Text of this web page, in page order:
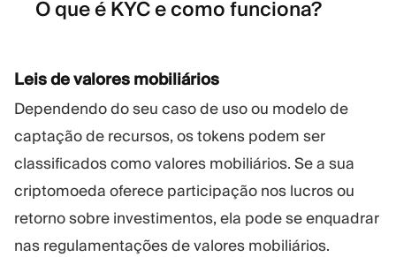
O que é KYC e como funciona?
Leis de valores mobiliários
Dependendo do seu caso de uso ou modelo de
captação de recursos, os tokens podem ser
classificados como valores mobiliários. Se a sua
criptomoeda oferece participação nos lucros ou
retorno sobre investimentos, ela pode se enquadrar
nas regulamentações de valores mobiliários.